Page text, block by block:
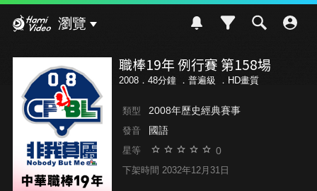
瀏覽
職棒19年 例行賽 第158場
2008．48分鐘 ． 普遍級 ．HD畫質
類型 2008年歷史經典賽事
發音 國語
星等 0
下架時間 2032年12月31日